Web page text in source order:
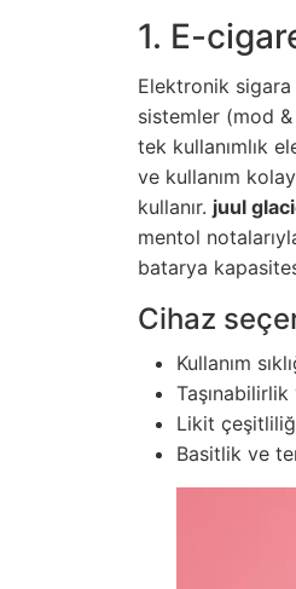
1. E-
Elektronik
sistemler (mod
tek kullanımlık
ve kullanım
kullanır. juul
mentol
batarya
Cihaz
Kullanım
Likit
Basitlik ve